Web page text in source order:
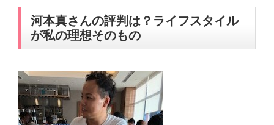
河本真さんの評判は？ライフスタイル
が私の理想そのもの